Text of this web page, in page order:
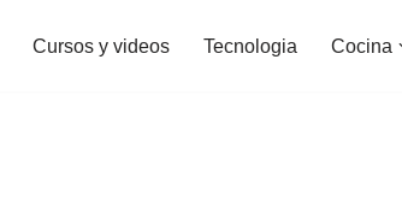
Cursos y videos Tecnologia Cocina